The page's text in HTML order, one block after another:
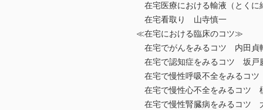
在宅医療における輸液（とく
在宅看取り 山寺慎一
≪在宅における臨床のコツ≫
在宅でがんをみるコツ 内田貞
在宅で認知症をみるコツ 坂戸
在宅で慢性呼吸不全をみるコ
在宅で慢性心不全をみるコツ
在宅で慢性腎臓病をみるコツ